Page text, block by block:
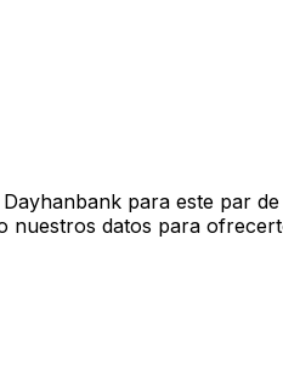
para este par
nuestros datos para